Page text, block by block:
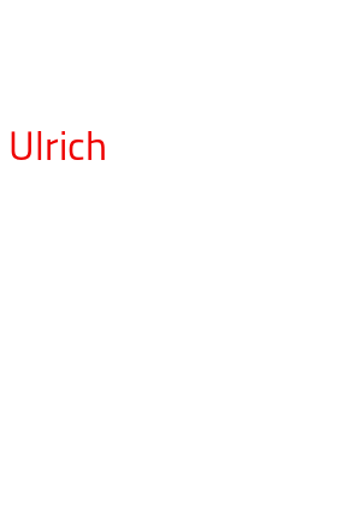
Ulrich